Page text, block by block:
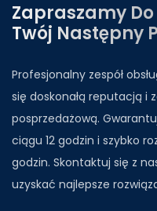
Zapraszamy
Twój Następny
Profesjonalny zespół
się doskonałą reputacją i
posprzedażową.
ciągu 12 godzin i szybko
godzin. Skontaktuj się z
uzyskać najlepsze